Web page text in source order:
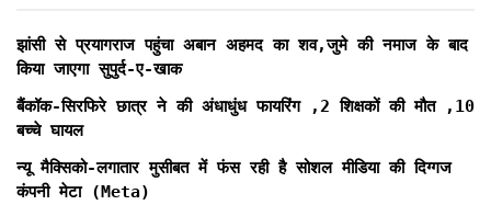
झांसी से प्रयागराज पहुंचा अबान अहमद का शव,जुमे की नमाज के बाद
किया जाएगा सुपुर्द-ए-खाक
बैंकॉक-सिरफिरे छात्र ने की अंधाधुंध फायरिंग ,2 शिक्षकों की मौत ,10
बच्चे घायल
न्यू मैक्सिको-लगातार मुसीबत में फंस रही है सोशल मीडिया की दिग्गज
कंपनी मेटा (Meta)